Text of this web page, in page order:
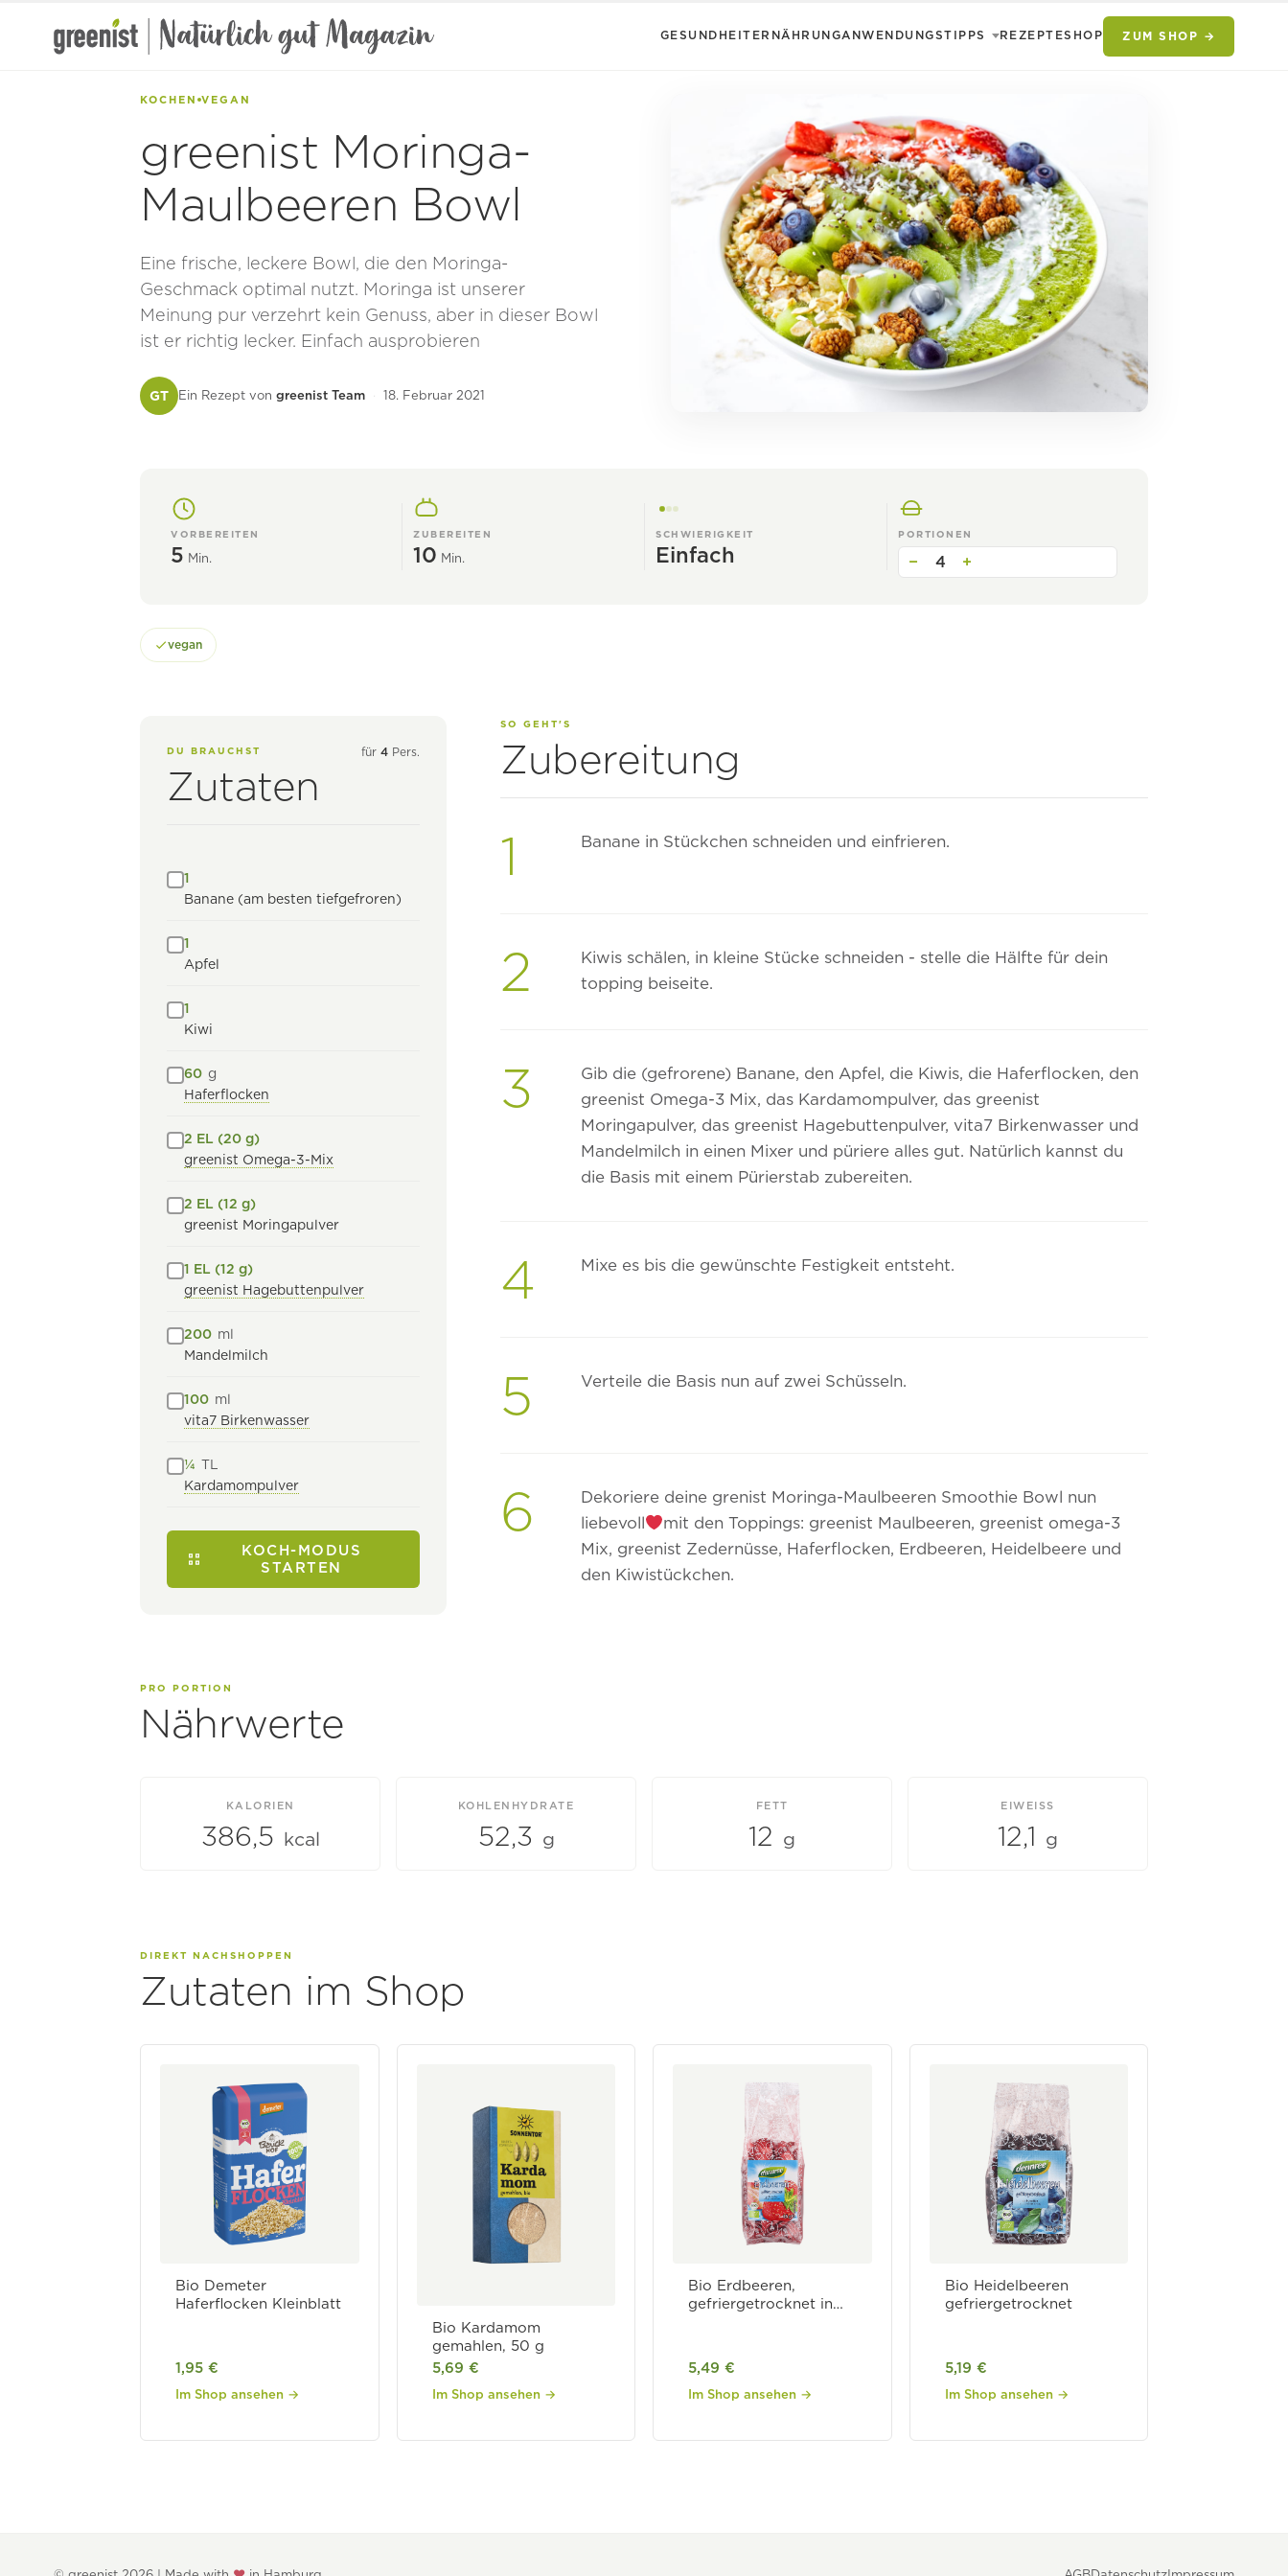
GESUNDHEIT ERNÄHRUNGANWENDUNGSTIPPS REZEPTESHOP ZUM SHOP →
KOCHEN VEGAN
greenist Moringa-
Maulbeeren Bowl
Eine frische, leckere Bowl, die den Moringa-
Geschmack optimal nutzt. Moringa ist unserer
Meinung pur verzehrt kein Genuss, aber in dieser Bowl
ist er richtig lecker. Einfach ausprobieren
GT Ein Rezept von greenist Team · 18. Februar 2021
VORBEREITEN
5 Min.
ZUBEREITEN
10 Min.
SCHWIERIGKEIT
Einfach
PORTIONEN
− 4 +
vegan
DU BRAUCHST
Zutaten
für 4 Pers.
1
Banane (am besten tiefgefroren)
1
Apfel
1
Kiwi
60 g
Haferflocken
2 EL (20 g)
greenist Omega-3-Mix
2 EL (12 g)
greenist Moringapulver
1 EL (12 g)
greenist Hagebuttenpulver
200 ml
Mandelmilch
100 ml
vita7 Birkenwasser
¼ TL
Kardamompulver
KOCH-MODUS
STARTEN
SO GEHT'S
Zubereitung
1 Banane in Stückchen schneiden und einfrieren.
2
Kiwis schälen, in kleine Stücke schneiden - stelle die Hälfte für dein
topping beiseite.
3
Gib die (gefrorene) Banane, den Apfel, die Kiwis, die Haferflocken, den
greenist Omega-3 Mix, das Kardamompulver, das greenist
Moringapulver, das greenist Hagebuttenpulver, vita7 Birkenwasser und
Mandelmilch in einen Mixer und püriere alles gut. Natürlich kannst du
die Basis mit einem Pürierstab zubereiten.
4 Mixe es bis die gewünschte Festigkeit entsteht.
5 Verteile die Basis nun auf zwei Schüsseln.
6
Dekoriere deine grenist Moringa-Maulbeeren Smoothie Bowl nun
liebevoll
mit den Toppings: greenist Maulbeeren, greenist omega-3
Mix, greenist Zedernüsse, Haferflocken, Erdbeeren, Heidelbeere und
den Kiwistückchen.
PRO PORTION
Nährwerte
KALORIEN
386,5 kcal
KOHLENHYDRATE
52,3 g
FETT
12 g
EIWEISS
12,1 g
DIREKT NACHSHOPPEN
Zutaten im Shop
Bio Demeter
Haferflocken Kleinblatt
1,95 €
Im Shop ansehen →
Bio Kardamom
gemahlen, 50 g
5,69 €
Im Shop ansehen →
Bio Erdbeeren,
gefriergetrocknet in
5,49 €
Im Shop ansehen →
Bio Heidelbeeren
gefriergetrocknet
5,19 €
Im Shop ansehen →